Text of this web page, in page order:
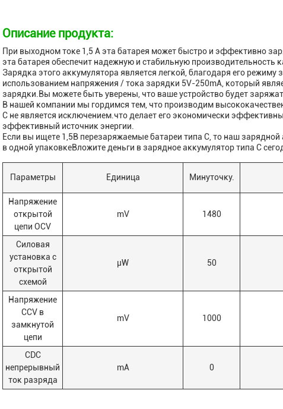
Описание продукта:
При выходном токе 1,5 А эта батарея может быстро и эффективно
эта батарея обеспечит надежную и стабильную производительность
Зарядка этого аккумулятора является легкой, благодаря его
использованием напряжения / тока зарядки 5V-250mA, который
зарядки.Вы можете быть уверены, что ваше устройство будет
В нашей компании мы гордимся тем, что производим
С не является исключением.что делает его экономически
эффективный источник энергии.
Если вы ищете 1,5В перезаряжаемые батареи типа С, то наш
в одной упаковкеВложите деньги в зарядное аккумулятор типа С
Параметры Единица Минуточку.
Напряжение
открытой
цепи OCV
mV 1480
Силовая
установка с
открытой
схемой
μW 50
Напряжение
CCV в
замкнутой
цепи
mV 1000
CDC
непрерывный
ток разряда
mA 0